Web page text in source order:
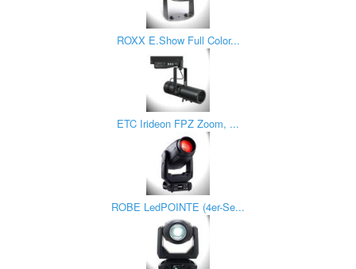
ROXX E.Show Full Color...
ETC Irideon FPZ Zoom, ...
ROBE LedPOINTE (4er-Se...